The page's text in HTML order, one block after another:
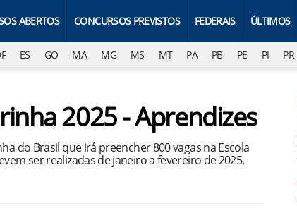
ABERTOS CONCURSOS PREVISTOS FEDERAIS ÚLTIMOS
ES GO MA MG MS MT PA PB PE PI PR
2025 - Aprendizes
do Brasil que irá preencher 800 vagas na Escola
ser realizadas de janeiro a fevereiro de 2025.